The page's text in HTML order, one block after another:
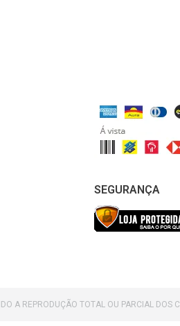
SEGURANÇA
A REPRODUÇÃO TOTAL OU PARCIAL DOS